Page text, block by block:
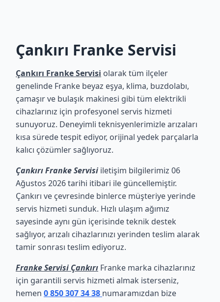
Çankırı Franke Servisi
Çankırı Franke Servisi olarak tüm ilçeler
genelinde Franke beyaz eşya, klima, buzdolabı,
çamaşır ve bulaşık makinesi gibi tüm elektrikli
cihazlarınız için profesyonel servis hizmeti
sunuyoruz. Deneyimli teknisyenlerimizle arızaları
kısa sürede tespit ediyor, orijinal yedek parçalarla
kalıcı çözümler sağlıyoruz.
Çankırı Franke Servisi iletişim bilgilerimiz 06
Ağustos 2026 tarihi itibari ile güncellemiştir.
Çankırı ve çevresinde binlerce müşteriye yerinde
servis hizmeti sunduk. Hızlı ulaşım ağımız
sayesinde aynı gün içerisinde teknik destek
sağlıyor, arızalı cihazlarınızı yerinden teslim alarak
tamir sonrası teslim ediyoruz.
Franke Servisi Çankırı Franke marka cihazlarınız
için garantili servis hizmeti almak isterseniz,
hemen 0 850 307 34 38 numaramızdan bize